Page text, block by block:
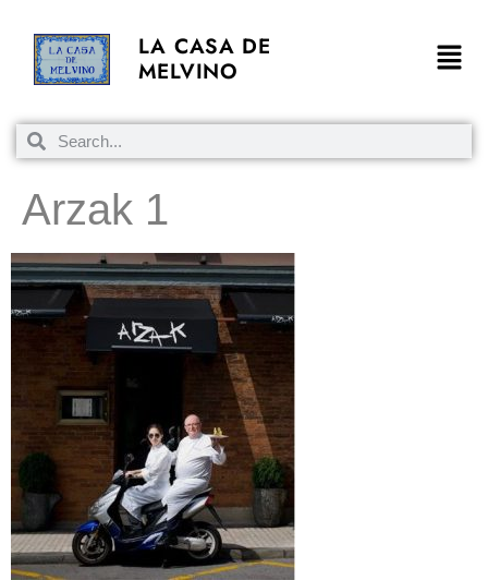
LA CASA DE
MELVINO
Arzak 1